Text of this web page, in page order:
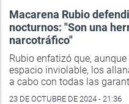
Macarena Rubio
nocturnos: "Son una
narcotráfico"
Rubio enfatizó que,
espacio inviolable, los
a cabo con todas las
23 DE OCTUBRE DE 2024 - 21:36